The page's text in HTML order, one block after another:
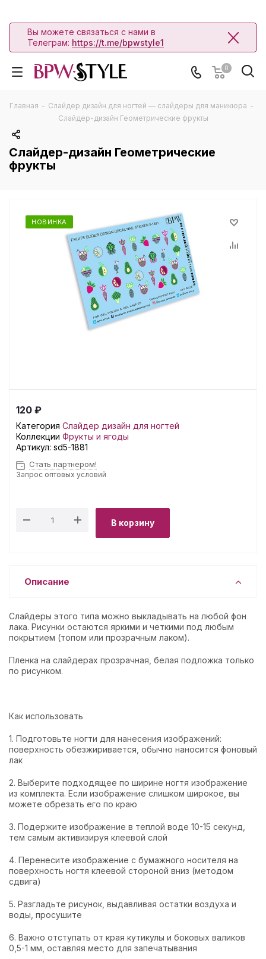
Вы можете связаться с нами в
Телеграм: https://t.me/bpwstyle1
0
Главная - Слайдер дизайн для ногтей — слайдеры для маникюра -
Слайдер-дизайн Геометрические фрукты
Слайдер-дизайн Геометрические
фрукты
НОВИНКА
120 ₽
Категория Слайдер дизайн для ногтей
Коллекции Фрукты и ягоды
Артикул: sd5-1881
Стать партнером!
Запрос оптовых условий
В корзину
Описание
Слайдеры этого типа можно выкладывать на любой фон
лака. Рисунки остаются яркими и четкими под любым
покрытием (топом или прозрачным лаком).
Пленка на слайдерах прозрачная, белая подложка только
по рисунком.
Как использовать
1. Подготовьте ногти для нанесения изображений:
поверхность обезжиривается, обычно наносится фоновый
лак
2. Выберите подходящее по ширине ногтя изображение
из комплекта. Если изображение слишком широкое, вы
можете обрезать его по краю
3. Подержите изображение в теплой воде 10-15 секунд,
тем самым активизируя клеевой слой
4. Перенесите изображение с бумажного носителя на
поверхность ногтя клеевой стороной вниз (методом
сдвига)
5. Разгладьте рисунок, выдавливая остатки воздуха и
воды, просушите
6. Важно отступать от края кутикулы и боковых валиков
0,5-1 мм, оставляя место для запечатывания